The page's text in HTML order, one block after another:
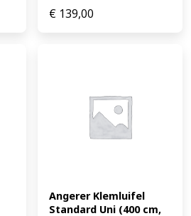
€ 139,00
Angerer Klemluifel
Standard Uni (400 cm,